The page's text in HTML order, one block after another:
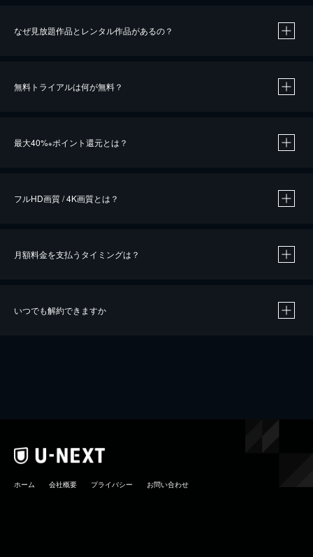
なぜ見放題作品とレンタル作品があるの？
無料トライアルは何が無料？
最大40%※ポイント還元とは？
※40％ポイント還元の対象は、クレジットカード決済による作品の購入 / レンタルです。
iOSアプリのUコイン決済による作品の購入 / レンタルは、20％のポイント還元です。
フルHD画質 / 4K画質とは？
月額料金を支払うタイミングは？
いつでも解約できますか
ホーム 会社概要 プライバシー お問い合わせ